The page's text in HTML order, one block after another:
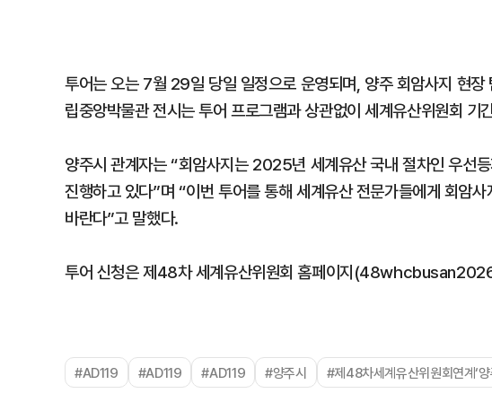
투어는 오는 7월 29일 당일 일정으로 운영되며, 양주 회암사지 현
립중앙박물관 전시는 투어 프로그램과 상관없이 세계유산위원회 기
양주시 관계자는 “회암사지는 2025년 세계유산 국내 절차인 우선
진행하고 있다”며 “이번 투어를 통해 세계유산 전문가들에게 회암
바란다”고 말했다.
투어 신청은 제48차 세계유산위원회 홈페이지
#AD119 #AD119 #AD119 #양주시 #제48차세계유산위원회연계‘